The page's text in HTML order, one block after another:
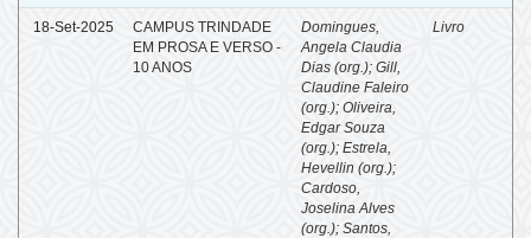
18-Set-2025
CAMPUS TRINDADE
EM PROSA E VERSO -
10 ANOS
Domingues,
Angela Claudia
Dias (org.); Gill,
Claudine Faleiro
(org.); Oliveira,
Edgar Souza
(org.); Estrela,
Hevellin (org.);
Cardoso,
Joselina Alves
(org.); Santos,
Livro